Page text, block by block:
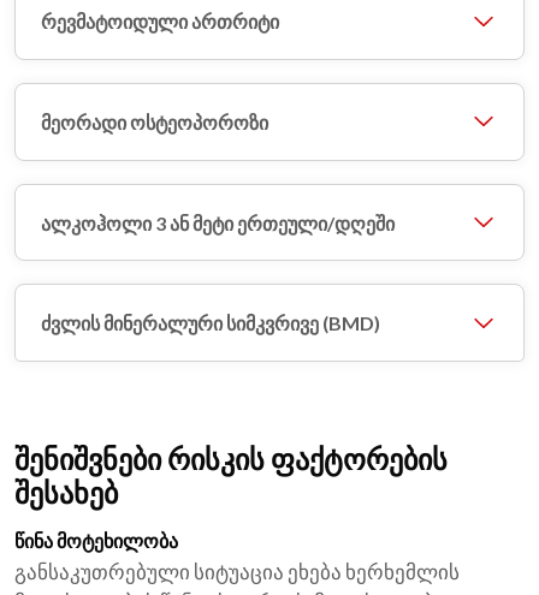
რევმატოიდული ართრიტი
მეორადი ოსტეოპოროზი
ალკოჰოლი 3 ან მეტი ერთეული/დღეში
ძვლის მინერალური სიმკვრივე (BMD)
შენიშვნები რისკის ფაქტორების
შესახებ
წინა მოტეხილობა
განსაკუთრებული სიტუაცია ეხება ხერხემლის